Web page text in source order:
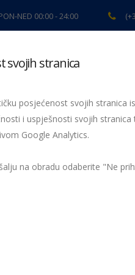
NED 00:00 - 24:00
Servis Preventiva
svojih stranica
posjećenost svojih stranica
i uspješnosti svojih stranica
Google Analytics.
na obradu odaberite "Ne